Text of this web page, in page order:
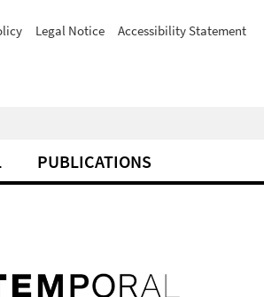
Legal Notice Accessibility Statement
PUBLICATIONS